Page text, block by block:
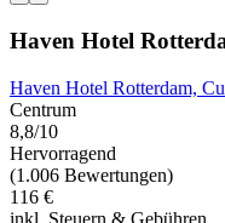
Haven Hotel
Haven Hotel Rotterdam,
Centrum
8,8/10
Hervorragend
(1.006 Bewertungen)
116 €